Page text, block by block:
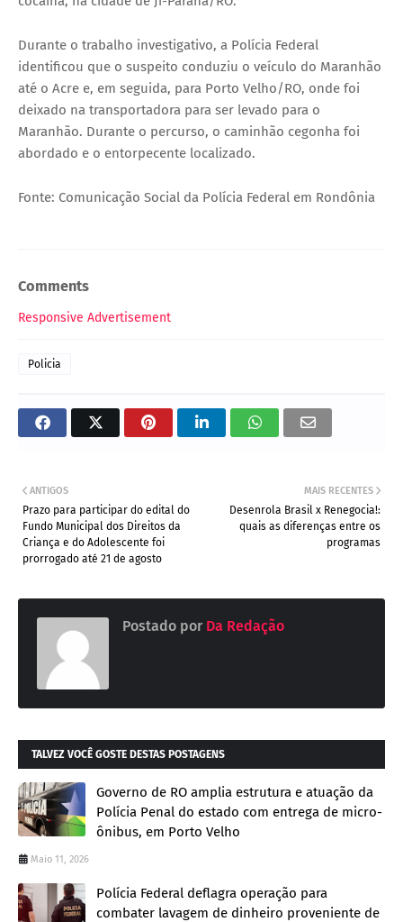
Durante o trabalho investigativo, a Polícia Federal
identificou que o suspeito conduziu o veículo do Maranhão
até o Acre e, em seguida, para Porto Velho/RO, onde foi
deixado na transportadora para ser levado para o
Maranhão. Durante o percurso, o caminhão cegonha foi
abordado e o entorpecente localizado.
Fonte: Comunicação Social da Polícia Federal em Rondônia
Comments
Responsive Advertisement
Policia
MAIS RECENTES
Desenrola Brasil x Renegocia!:
quais as diferenças entre os
programas
ANTIGOS
Prazo para participar do edital do
Fundo Municipal dos Direitos da
Criança e do Adolescente foi
prorrogado até 21 de agosto
Postado por Da Redação
TALVEZ VOCÊ GOSTE DESTAS POSTAGENS
Governo de RO amplia estrutura e atuação da
Polícia Penal do estado com entrega de micro-
ônibus, em Porto Velho
Maio 11, 2026
Polícia Federal deflagra operação para
combater lavagem de dinheiro proveniente de